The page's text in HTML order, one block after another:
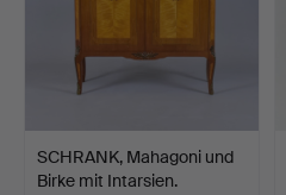
SCHRANK, Mahagoni und
Birke mit Intarsien.